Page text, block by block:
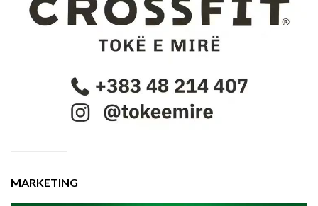
MARKETING